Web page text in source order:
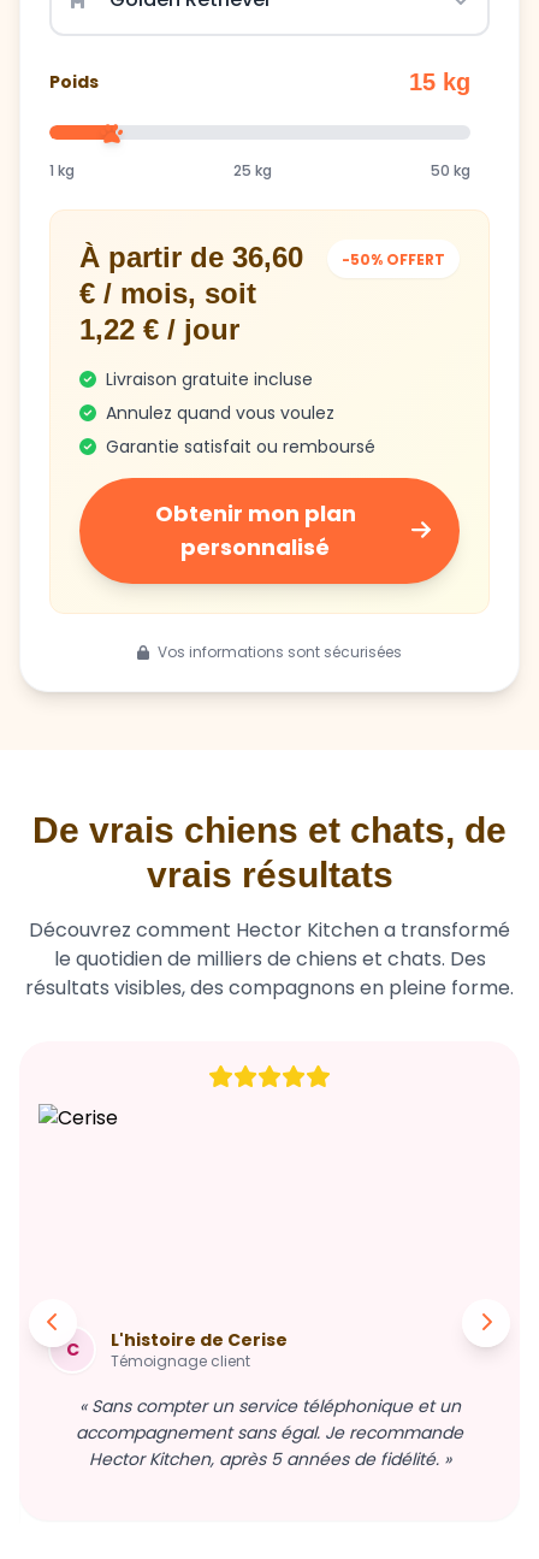
Poids 15 kg
1 kg 25 kg 50 kg
À partir de 36,60
€ / mois, soit
1,22 € / jour
-50% OFFERT
Livraison gratuite incluse
Annulez quand vous voulez
Garantie satisfait ou remboursé
Obtenir mon plan
personnalisé
Vos informations sont sécurisées
De vrais chiens et chats, de
vrais résultats
Découvrez comment Hector Kitchen a transformé
le quotidien de milliers de chiens et chats. Des
résultats visibles, des compagnons en pleine forme.
C L'histoire de Cerise
Témoignage client
« Sans compter un service téléphonique et un
accompagnement sans égal. Je recommande
Hector Kitchen, après 5 années de fidélité. »